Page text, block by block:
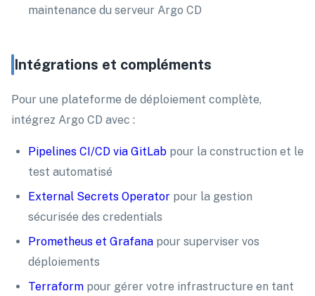
maintenance du serveur Argo CD
Intégrations et compléments
Pour une plateforme de déploiement complète,
intégrez Argo CD avec :
Pipelines CI/CD via GitLab pour la construction et le
test automatisé
External Secrets Operator pour la gestion
sécurisée des credentials
Prometheus et Grafana pour superviser vos
déploiements
Terraform pour gérer votre infrastructure en tant